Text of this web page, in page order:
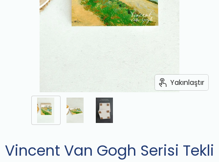
Yakınlaştır
Vincent Van Gogh Serisi Tekli